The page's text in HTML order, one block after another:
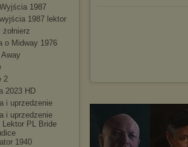
1987
1987 lektor
żołnierz
o Midway 1976
2
2023 HD
i uprzedzenie
i uprzedzenie
Lektor PL Bride
1940